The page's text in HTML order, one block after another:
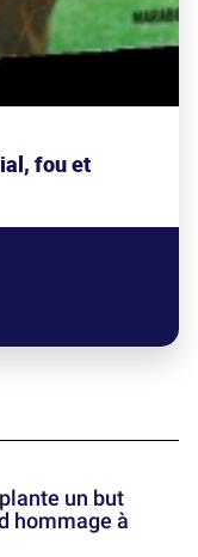
fou et
un but
hommage à